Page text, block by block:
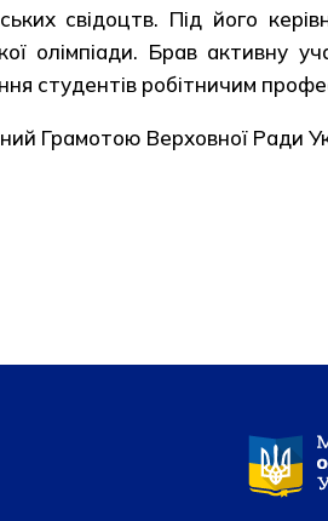
свідоцтв. Під його
олімпіади. Брав активну
студентів робітничим
Грамотою Верховної Ради